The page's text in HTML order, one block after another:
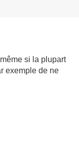
si la plupart
exemple de ne